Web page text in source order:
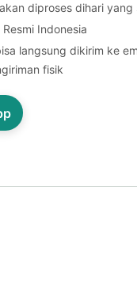
diproses dihari yang
Indonesia
langsung dikirim ke
fisik